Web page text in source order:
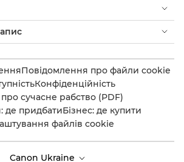
Повідомлення про файли cookie
Конфіденційність
сучасне рабство (PDF)
де придбатиБізнес: де купити
файлів cookie
Canon Ukraine